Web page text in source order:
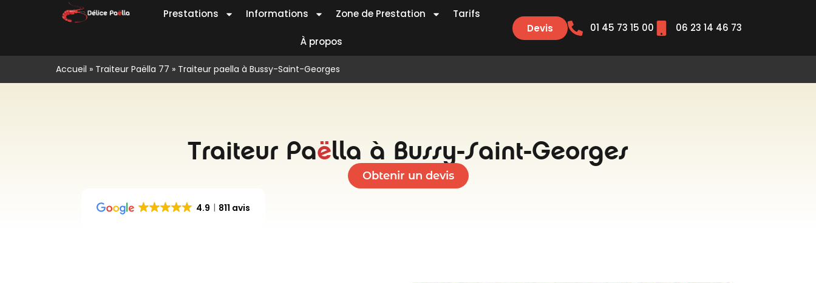
Prestations Informations Zone de Prestation Tarifs
À propos
Devis 01 45 73 15 00 06 23 14 46 73
Accueil » Traiteur Paëlla 77 » Traiteur paella à Bussy-Saint-Georges
Traiteur Paëlla à Bussy-Saint-Georges
Obtenir un devis
4.9 811 avis